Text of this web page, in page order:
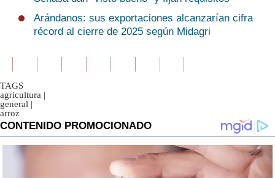
Arándanos: sus exportaciones alcanzarían cifra
récord al cierre de 2025 según Midagri
TAGS
agricultura |
general |
arroz